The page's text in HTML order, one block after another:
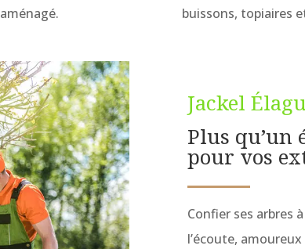
buissons, topiaires
Jackel
Plus qu’un
pour vos
Confier ses arbres
l’écoute,